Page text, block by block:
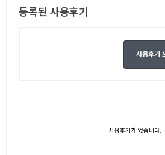
등록된 사용후기
사용후기
사용후기가 없습니다.